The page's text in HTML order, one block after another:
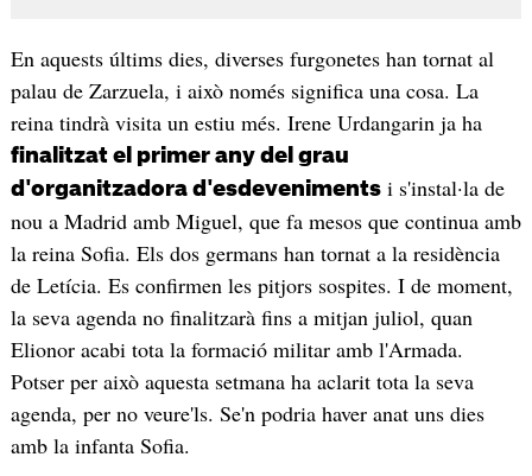
En aquests últims dies, diverses furgonetes han tornat al
palau de Zarzuela, i això només significa una cosa. La
reina tindrà visita un estiu més. Irene Urdangarin ja ha
finalitzat el primer any del grau
d'organitzadora d'esdevenimentsi s'instal·la de
nou a Madrid amb Miguel, que fa mesos que continua amb
la reina Sofia. Els dos germans han tornat a la residència
de Letícia. Es confirmen les pitjors sospites. I de moment,
la seva agenda no finalitzarà fins a mitjan juliol, quan
Elionor acabi tota la formació militar amb l'Armada.
Potser per això aquesta setmana ha aclarit tota la seva
agenda, per no veure'ls. Se'n podria haver anat uns dies
amb la infanta Sofia.